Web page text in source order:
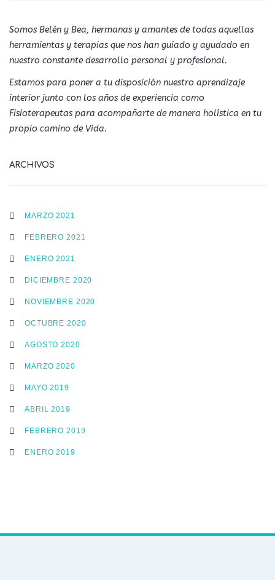
Somos Belén y Bea, hermanas y amantes de todas aquellas
herramientas y terapias que nos han guiado y ayudado en
nuestro constante desarrollo personal y profesional.
Estamos para poner a tu disposición nuestro aprendizaje
interior junto con los años de experiencia como
Fisioterapeutas para acompañarte de manera holística en tu
propio camino de Vida.
ARCHIVOS
MARZO 2021
FEBRERO 2021
ENERO 2021
DICIEMBRE 2020
NOVIEMBRE 2020
OCTUBRE 2020
AGOSTO 2020
MARZO 2020
MAYO 2019
ABRIL 2019
FEBRERO 2019
ENERO 2019